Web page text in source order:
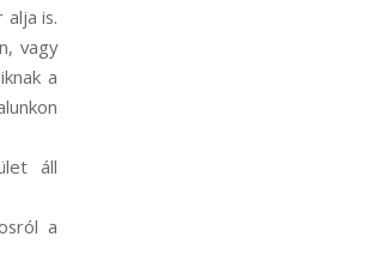
is.
vagy
a
áll
a